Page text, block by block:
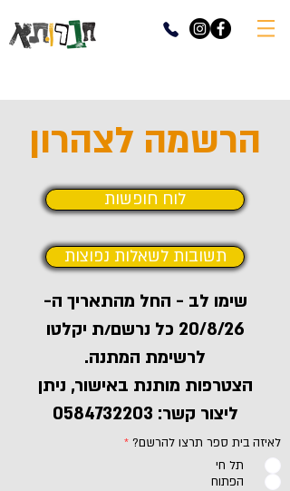
הרשמה לצהרון
לוח חופשות
תשובות לשאלות נפוצות
שימו לב - החל מהתאריך ה-
20/8/26 כל נרשם/ת יקלטו
לרשימת המתנה.
הצטרפות מותנת באישור, ניתן
ליצור קשר: 0584732203
לאיזה בית ספר תרצו להרשם? *
תל חי
הפתוח